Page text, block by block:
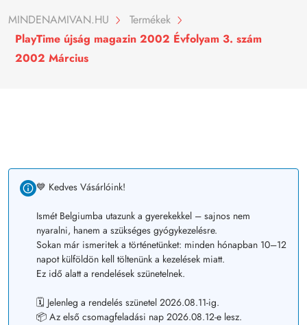
MINDENAMIVAN.HU
Termékek
PlayTime újság magazin 2002 Évfolyam 3. szám
2002 Március
💙 Kedves Vásárlóink!
Ismét Belgiumba utazunk a gyerekekkel – sajnos nem
nyaralni, hanem a szükséges gyógykezelésre.
Sokan már ismeritek a történetünket: minden hónapban 10–12
napot külföldön kell töltenünk a kezelések miatt.
Ez idő alatt a rendelések szünetelnek.
🗓️ Jelenleg a rendelés szünetel 2026.08.11-ig.
📦 Az első csomagfeladási nap 2026.08.12-e lesz.